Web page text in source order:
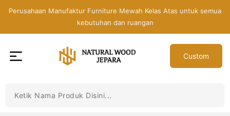
Perusahaan Manufaktur Furniture Mewah Kelas Atas untuk semua
kebutuhan dan ruangan
Jepara
Custom